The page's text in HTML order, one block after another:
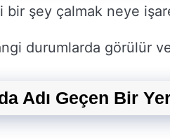
bir şey çalmak neye
durumlarda görülür
Adı Geçen Bir